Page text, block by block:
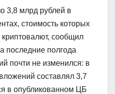
3,8 млрд рублей в
стоимость которых
сообщил
последние полгода
почти не изменился: в
составлял 3,7
в опубликованном ЦБ